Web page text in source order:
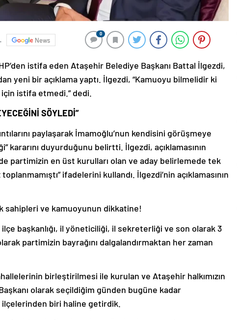
News
0
istifa eden Ataşehir Belediye Başkanı Battal İlgezdi,
yeni bir açıklama yaptı. İlgezdi, “Kamuoyu bilmelidir ki
istifa etmedi.” dedi.
SÖYLEDİ”
paylaşarak İmamoğlu’nun kendisini görüşmeye
kararını duyurduğunu belirtti. İlgezdi, açıklamasının
partimizin en üst kurulları olan ve aday belirlemede tek
ifadelerini kullandı. İlgezdi’nin açıklamasının
sahipleri ve kamuoyunun dikkatine!
ilçe başkanlığı, il yöneticiliği, il sekreterliği ve son olarak 3
partimizin bayrağını dalgalandırmaktan her zaman
birleştirilmesi ile kurulan ve Ataşehir halkımızın
olarak seçildiğim günden bugüne kadar
biri haline getirdik.